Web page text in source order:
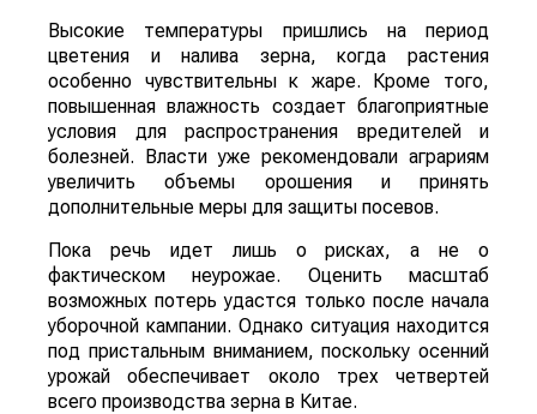
Высокие температуры пришлись на период
цветения и налива зерна, когда растения
особенно чувствительны к жаре. Кроме того,
повышенная влажность создает благоприятные
условия для распространения вредителей и
болезней. Власти уже рекомендовали аграриям
увеличить объемы орошения и принять
дополнительные меры для защиты посевов.
Пока речь идет лишь о рисках, а не о
фактическом неурожае. Оценить масштаб
возможных потерь удастся только после начала
уборочной кампании. Однако ситуация находится
под пристальным вниманием, поскольку осенний
урожай обеспечивает около трех четвертей
всего производства зерна в Китае.